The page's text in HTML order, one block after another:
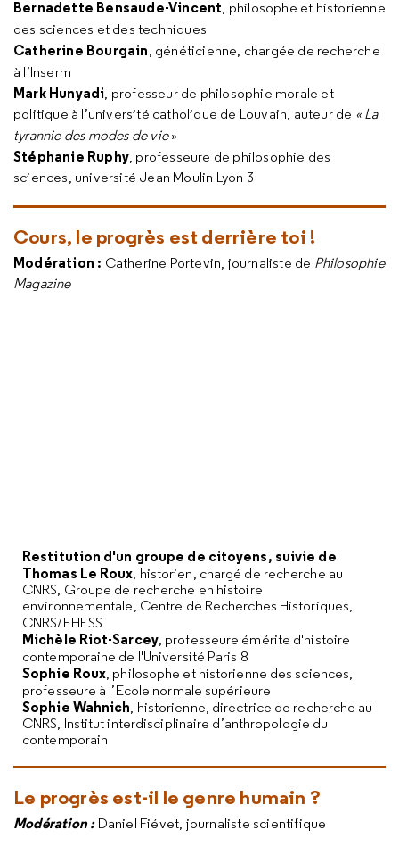
Bernadette Bensaude-Vincent, philosophe et historienne
des sciences et des techniques
Catherine Bourgain, généticienne, chargée de recherche
à l’Inserm
Mark Hunyadi, professeur de philosophie morale et
politique à l’université catholique de Louvain, auteur de « La
tyrannie des modes de vie»
Stéphanie Ruphy, professeure de philosophie des
sciences, université Jean Moulin Lyon 3
Cours, le progrès est derrière toi !
Modération : Catherine Portevin, journaliste de Philosophie
Magazine
Restitution d'un groupe de citoyens, suivie de
Thomas Le Roux, historien, chargé de recherche au
CNRS, Groupe de recherche en histoire
environnementale, Centre de Recherches Historiques,
CNRS/EHESS
Michèle Riot-Sarcey, professeure émérite d'histoire
contemporaine de l'Université Paris 8
Sophie Roux, philosophe et historienne des sciences,
professeure à l’Ecole normale supérieure
Sophie Wahnich, historienne, directrice de recherche au
CNRS, Institut interdisciplinaire d’anthropologie du
contemporain
Le progrès est-il le genre humain ?
Modération : Daniel Fiévet, journaliste scientifique